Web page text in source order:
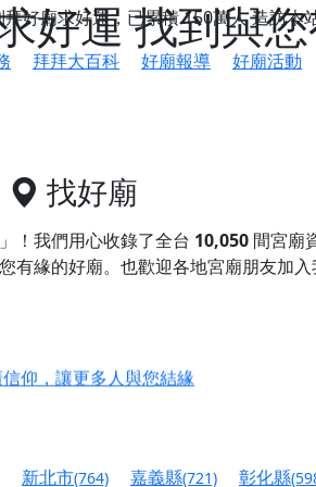
好運 找到與
拜好廟求好運，已累積150萬人造訪本
拜拜大百科 好廟報導 好廟活動
找好廟
！我們用心收錄了全台 10,050 間宮廟
有緣的好廟。 也歡迎各地宮廟朋友加
仰，讓更多人與您結緣
會，誠摯邀請您一同參與，為自己與家
新北市(764) 嘉義縣(721) 彰化縣